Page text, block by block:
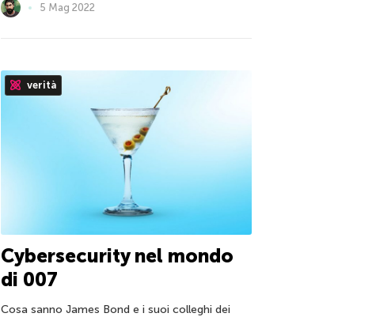
5 Mag 2022
verità
Cybersecurity nel mondo
di 007
Cosa sanno James Bond e i suoi colleghi dei